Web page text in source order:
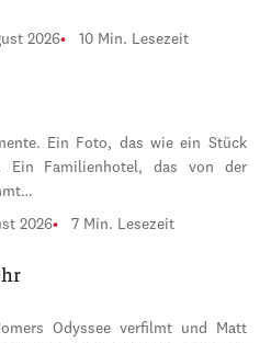
2026 10 Min. Lesezeit
Ein Foto, das wie ein Stück
Ein Familienhotel, das von der
2026 7 Min. Lesezeit
Odyssee verfilmt und Matt